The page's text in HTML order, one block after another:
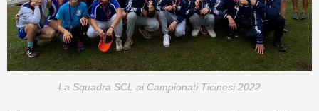
La Squadra SCL ai Campionati Ticinesi 2022